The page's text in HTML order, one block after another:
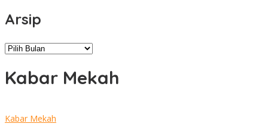
Arsip
Arsip
Kabar Mekah
Kabar Mekah